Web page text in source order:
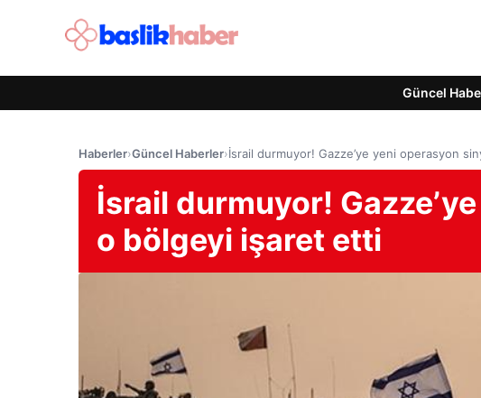
Güncel
Haberler›Güncel Haberler›İsrail durmuyor! Gazze’ye yeni operasyon
İsrail durmuyor!
o bölgeyi işaret etti